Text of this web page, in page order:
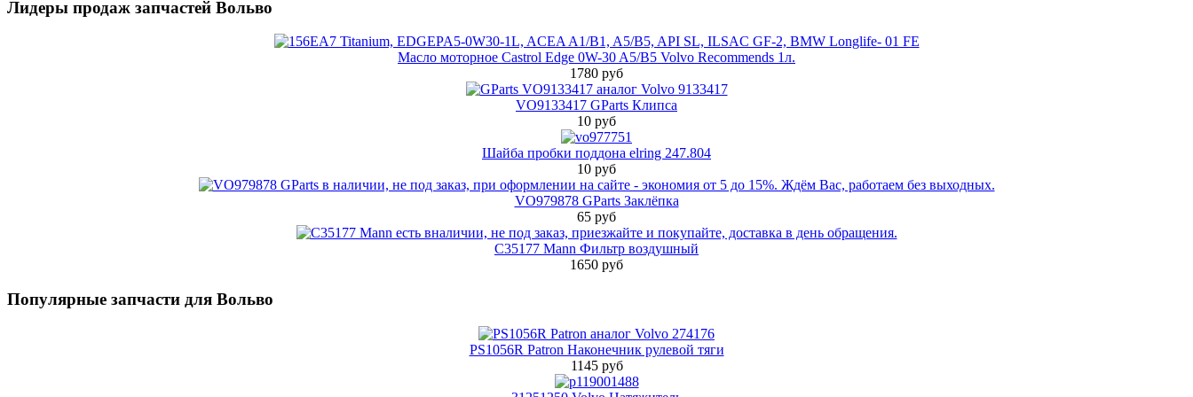
Лидеры продаж запчастей Вольво
Масло моторное Castrol Edge 0W-30 A5/B5 Volvo Recommends 1л.
1780 руб
VO9133417 GParts Клипса
10 руб
Шайба пробки поддона elring 247.804
10 руб
VO979878 GParts Заклёпка
65 руб
C35177 Mann Фильтр воздушный
1650 руб
Популярные запчасти для Вольво
PS1056R Patron Наконечник рулевой тяги
1145 руб